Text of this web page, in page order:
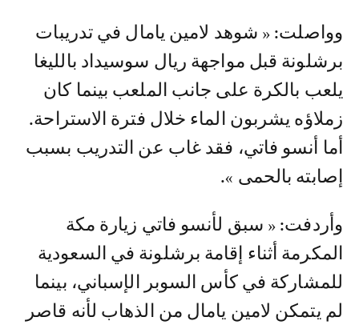
وواصلت: « شوهد لامين يامال في تدريبات
برشلونة قبل مواجهة ريال سوسيداد بالليغا
يلعب بالكرة على جانب الملعب بينما كان
زملاؤه يشربون الماء خلال فترة الاستراحة.
أما أنسو فاتي، فقد غاب عن التدريب بسبب
إصابته بالحمى ».
وأردفت: « سبق لأنسو فاتي زيارة مكة
المكرمة أثناء إقامة برشلونة في السعودية
للمشاركة في كأس السوبر الإسباني، بينما
لم يتمكن لامين يامال من الذهاب لأنه قاصر